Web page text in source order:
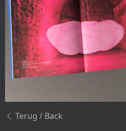
Terug / Back